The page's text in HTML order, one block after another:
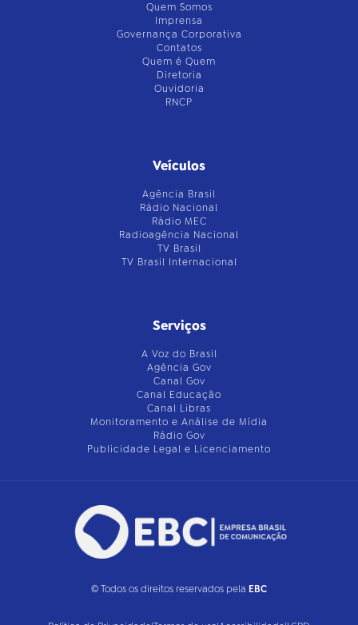
Quem Somos
Imprensa
Governança Corporativa
Contatos
Quem é Quem
Diretoria
Ouvidoria
RNCP
Veículos
Agência Brasil
Rádio Nacional
Rádio MEC
Radioagência Nacional
TV Brasil
TV Brasil Internacional
Serviços
A Voz do Brasil
Agência Gov
Canal Gov
Canal Educação
Canal Libras
Monitoramento e Análise de Mídia
Rádio Gov
Publicidade Legal e Licenciamento
© Todos os direitos reservados pela EBC